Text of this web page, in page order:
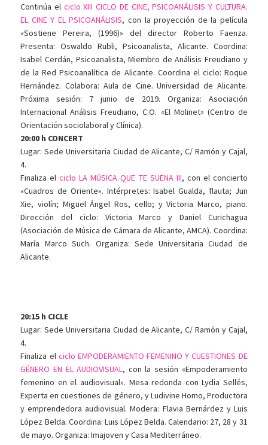
Continúa el ciclo XIII CICLO DE CINE, PSICOANÁLISIS Y CULTURA.
EL CINE Y EL PSICOANÁLISIS, con la proyección de la película
«Sostiene Pereira, (1996)» del director Roberto Faenza.
Presenta: Oswaldo Rubli, Psicoanalista, Alicante. Coordina:
Isabel Cerdán, Psicoanalista, Miembro de Análisis Freudiano y
de la Red Psicoanalítica de Alicante. Coordina el ciclo: Roque
Hernández. Colabora: Aula de Cine. Universidad de Alicante.
Próxima sesión: 7 junio de 2019. Organiza: Asociación
Internacional Análisis Freudiano, C.O. «El Molinet» (Centro de
Orientación sociolaboral y Clínica).
20:00 h CONCERT
Lugar: Sede Universitaria Ciudad de Alicante, C/ Ramón y Cajal,
4.
Finaliza elciclo LA MÚSICA QUE TE SUENA III, con el concierto
«Cuadros de Oriente». Intérpretes: Isabel Gualda, flauta; Jun
Xie, violín; Miguel Ángel Ros, cello; y Victoria Marco, piano.
Dirección del ciclo: Victoria Marco y Daniel Curichagua
(Asociación de Música de Cámara de Alicante, AMCA). Coordina:
María Marco Such. Organiza: Sede Universitaria Ciudad de
Alicante.
20:15 h CICLE
Lugar: Sede Universitaria Ciudad de Alicante, C/ Ramón y Cajal,
4.
Finaliza el ciclo EMPODERAMIENTO FEMENINO Y CUESTIONES DE
GÉNERO EN EL AUDIOVISUAL, con la sesión «Empoderamiento
femenino en el audiovisual». Mesa redonda con Lydia Sellés,
Experta en cuestiones de género, y Ludivine Homo, Productora
y emprendedora audiovisual. Modera: Flavia Bernárdez y Luis
López Belda. Coordina: Luis López Belda. Calendario: 27, 28 y 31
de mayo. Organiza: Imajoven y Casa Mediterráneo.